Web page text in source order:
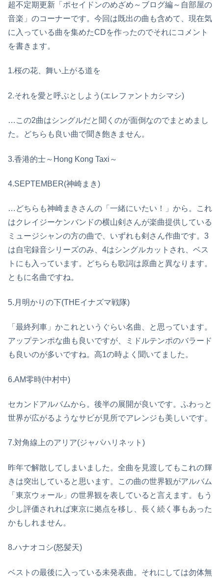
超不定期更新「ポセイドンのめざめ～ブログ編～自部屋の
音楽」のコーナーです。今回は既出の曲も含めて、現在気
に入っている曲を集めたCDを作ったのでそれにコメント
を書きます。
1.桜の花、舞い上がる道を
2.それを愛と呼ぶとしよう(エレファントカシマシ)
…この2曲はシングルだと聞くのが面倒なのでまとめまし
た。どちらも良い曲で聞き飽きません。
3.香港的士～Hong Kong Taxi～
4.SEPTEMBER(神崎まき)
…どちらも神崎まきさんの「一緒にいたい！」から。これ
はクレイジーケンバンドの横山剣さんが楽曲提供している
ミュージシャンの方の曲で、いずれも剣さん作曲です。3
は自宅録音シリーズのみ、4はシングルカットされ、ベス
トにも入っています。どちらも歌詞は原曲と異なります。
ともに名曲ですね。
5.月明かりの下(THEイナズマ戦隊)
「最終列車」かこれというぐらい名曲、と思っています。
アップテンポな曲も良いですが、ミドルテンポのバラード
も良いのが多いですね。高1の時よく聞いてました。
6.AM零時(中村中)
セカンドアルバムから。後半の展開が良いです。ふわっと
世界が広がるようなサビが見所でアレンジも美しいです。
7.対角線上のアリア(ジャパハリネット)
昨年で解散してしまいました。全曲を見渡してもこれの輝
きは突出していると思います。この曲の世界観がアルバム
「東京ウォール」の世界観を表していると言えます。もう
少し評価されれば東京に拠点を移し、長く続く事もあった
かもしれません。
8.ハナオコシ(怒髪天)
ベストの最後に入っている未発表曲。それにしては勿体無